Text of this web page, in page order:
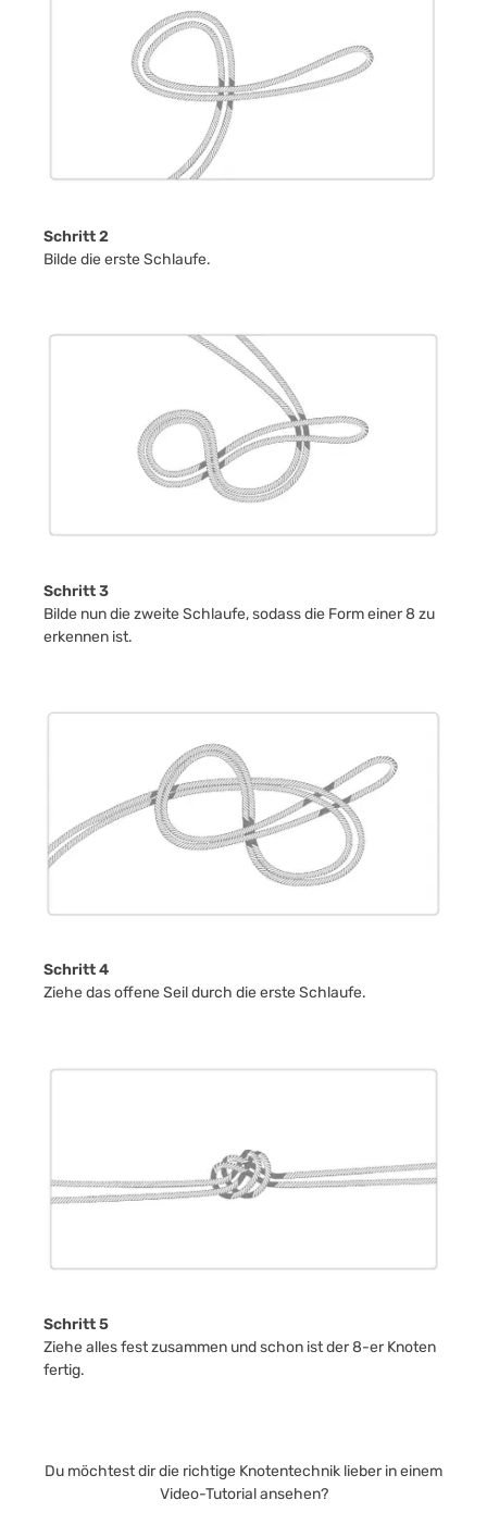
Schritt 2
Bilde die erste Schlaufe.
Schritt 3
Bilde nun die zweite Schlaufe, sodass die Form einer 8 zu
erkennen ist.
Schritt 4
Ziehe das offene Seil durch die erste Schlaufe.
Schritt 5
Ziehe alles fest zusammen und schon ist der 8-er Knoten
fertig.
Du möchtest dir die richtige Knotentechnik lieber in einem
Video-Tutorial ansehen?